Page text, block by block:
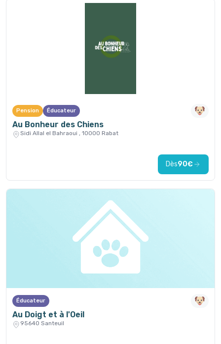
Pension Éducateur
Au Bonheur des Chiens
Sidi Allal el Bahraoui , 10000 Rabat
Dès90€
Éducateur
Au Doigt et à l'Oeil
95640 Santeuil